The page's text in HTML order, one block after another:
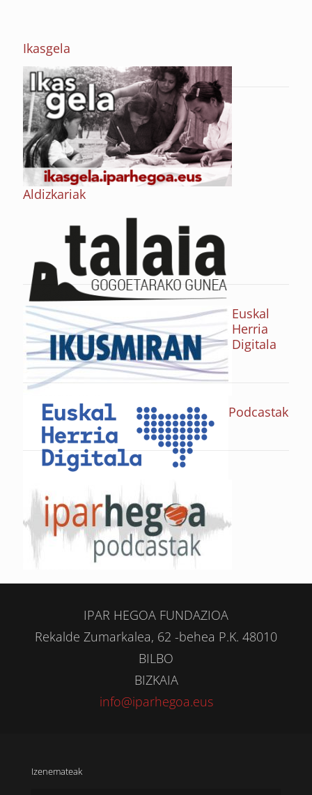
Ikasgela
Aldizkariak
Euskal
Herria
Digitala
Podcastak
IPAR HEGOA FUNDAZIOA
Rekalde Zumarkalea, 62 -behea P.K. 48010
BILBO
BIZKAIA
info@iparhegoa.eus
Izenemateak